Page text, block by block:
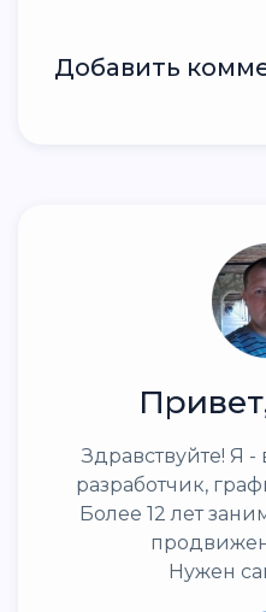
Добавить
Здравствуйте! Я - веб-дизайнер, веб-
разработчик,
Более 12 лет
Нужен